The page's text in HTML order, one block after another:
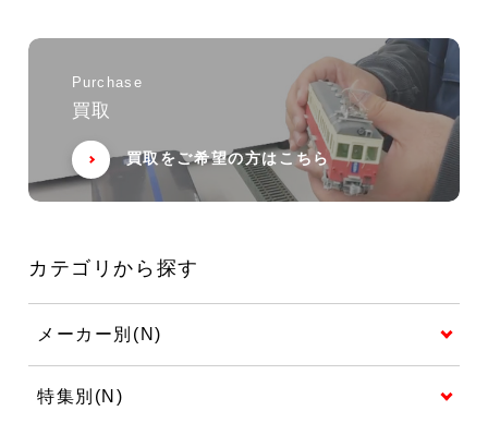
Purchase
買取
買取をご希望の方はこちら
カテゴリから探す
メーカー別(N)
特集別(N)